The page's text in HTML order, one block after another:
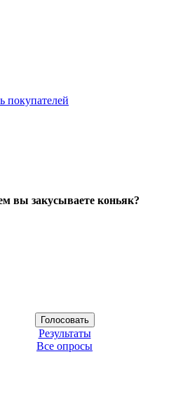
покупателей
вы закусываете коньяк?
Результаты
Все опросы